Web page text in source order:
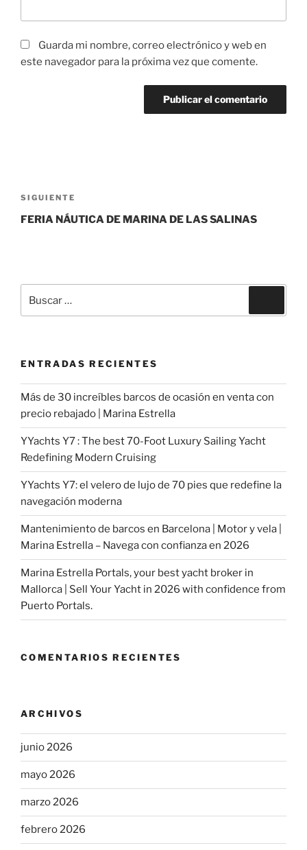
Guarda mi nombre, correo electrónico y web en
este navegador para la próxima vez que comente.
de
entradas
Siguiente
entrada
SIGUIENTE
FERIA NÁUTICA DE MARINA DE LAS SALINAS
por:
ENTRADAS RECIENTES
Más de 30 increíbles barcos de ocasión en venta con
precio rebajado | Marina Estrella
YYachts Y7 : The best 70-Foot Luxury Sailing Yacht
Redefining Modern Cruising
YYachts Y7: el velero de lujo de 70 pies que redefine la
navegación moderna
Mantenimiento de barcos en Barcelona | Motor y vela |
Marina Estrella – Navega con confianza en 2026
Marina Estrella Portals, your best yacht broker in
Mallorca | Sell Your Yacht in 2026 with confidence from
Puerto Portals.
COMENTARIOS RECIENTES
ARCHIVOS
junio 2026
mayo 2026
marzo 2026
febrero 2026